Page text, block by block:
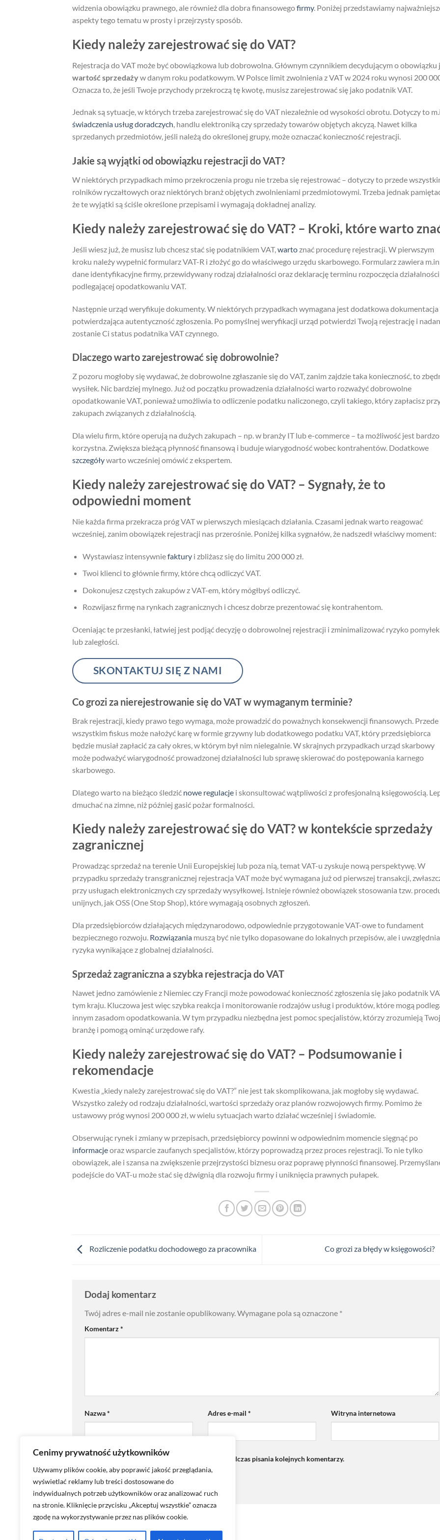
Cenimy prywatność użytkowników
Używamy plików cookie, aby poprawić jakość przeglądania,
wyświetlać reklamy lub treści dostosowane do
indywidualnych potrzeb użytkowników oraz analizować ruch
na stronie. Kliknięcie przycisku „Akceptuj wszystkie” oznacza
zgodę na wykorzystywanie przez nas plików cookie.
widzenia obowiązku prawnego, ale również dla dobra finansowegofirmy. Poniżej przedstawiamy
aspekty tego tematu w prosty i przejrzysty sposób.
Kiedy należy zarejestrować się do VAT?
Rejestracja do VAT może być obowiązkowa lub dobrowolna. Głównym czynnikiem decydującym o obowiązku
wartość sprzedażyw danym roku podatkowym. W Polsce limit zwolnienia z VAT w 2024 roku wynosi 200
Oznacza to, że jeśli Twoje przychody przekroczą tę kwotę, musisz zarejestrować się jako podatnik VAT.
Jednak są sytuacje, w których trzeba zarejestrować się do VAT niezależnie od wysokości obrotu. Dotyczy to
świadczenia usług doradczych, handlu elektroniką czy sprzedaży towarów objętych akcyzą. Nawet kilka
sprzedanych przedmiotów, jeśli należą do określonej grupy, może oznaczać konieczność rejestracji.
Jakie są wyjątki od obowiązku rejestracji do VAT?
W niektórych przypadkach mimo przekroczenia progu nie trzeba się rejestrować – dotyczy to przede
rolników ryczałtowych oraz niektórych branż objętych zwolnieniami przedmiotowymi. Trzeba jednak
że te wyjątki są ściśle określone przepisami i wymagają dokładnej analizy.
Kiedy należy zarejestrować się do VAT? – Kroki, które warto
Jeśli wiesz już, że musisz lub chcesz stać się podatnikiem VAT, wartoznać procedurę rejestracji. W pierwszym
kroku należy wypełnić formularz VAT-R i złożyć go do właściwego urzędu skarbowego. Formularz zawiera
dane identyfikacyjne firmy, przewidywany rodzaj działalności oraz deklarację terminu rozpoczęcia działalności
podlegającej opodatkowaniu VAT.
Następnie urząd weryfikuje dokumenty. W niektórych przypadkach wymagana jest dodatkowa dokumentacja
potwierdzająca autentyczność zgłoszenia. Po pomyślnej weryfikacji urząd potwierdzi Twoją rejestrację i
zostanie Ci status podatnika VAT czynnego.
Dlaczego warto zarejestrować się dobrowolnie?
Z pozoru mogłoby się wydawać, że dobrowolne zgłaszanie się do VAT, zanim zajdzie taka konieczność, to
wysiłek. Nic bardziej mylnego. Już od początku prowadzenia działalności warto rozważyć dobrowolne
opodatkowanie VAT, ponieważ umożliwia to odliczenie podatku naliczonego, czyli takiego, który zapłacisz
zakupach związanych z działalnością.
Dla wielu firm, które operują na dużych zakupach – np. w branży IT lub e-commerce – ta możliwość jest bardzo
korzystna. Zwiększa bieżącą płynność finansową i buduje wiarygodność wobec kontrahentów. Dodatkowe
szczegóływarto wcześniej omówić z ekspertem.
Kiedy należy zarejestrować się do VAT? – Sygnały, że to
odpowiedni moment
Nie każda firma przekracza próg VAT w pierwszych miesiącach działania. Czasami jednak warto reagować
wcześniej, zanim obowiązek rejestracji nas przerośnie. Poniżej kilka sygnałów, że nadszedł właściwy moment:
Wystawiasz intensywniefakturyi zbliżasz się do limitu 200 000 zł.
Twoi klienci to głównie firmy, które chcą odliczyć VAT.
Dokonujesz częstych zakupów z VAT-em, który mógłbyś odliczyć.
Rozwijasz firmę na rynkach zagranicznych i chcesz dobrze prezentować się kontrahentom.
Oceniając te przesłanki, łatwiej jest podjąć decyzję o dobrowolnej rejestracji i zminimalizować ryzyko pomyłek
lub zaległości.
SKONTAKTUJ SIĘ Z NAMI
Co grozi za nierejestrowanie się do VAT w wymaganym terminie?
Brak rejestracji, kiedy prawo tego wymaga, może prowadzić do poważnych konsekwencji finansowych. Przede
wszystkim fiskus może nałożyć karę w formie grzywny lub dodatkowego podatku VAT, który przedsiębiorca
będzie musiał zapłacić za cały okres, w którym był nim nielegalnie. W skrajnych przypadkach urząd skarbowy
może podważyć wiarygodność prowadzonej działalności lub sprawę skierować do postępowania karnego
skarbowego.
Dlatego warto na bieżąco śledzić nowe regulacje i skonsultować wątpliwości z profesjonalną księgowością.
dmuchać na zimne, niż później gasić pożar formalności.
Kiedy należy zarejestrować się do VAT? w kontekście sprzedaży
zagranicznej
Prowadząc sprzedaż na terenie Unii Europejskiej lub poza nią, temat VAT-u zyskuje nową perspektywę. W
przypadku sprzedaży transgranicznej rejestracja VAT może być wymagana już od pierwszej transakcji,
przy usługach elektronicznych czy sprzedaży wysyłkowej. Istnieje również obowiązek stosowania tzw.
unijnych, jak OSS (One Stop Shop), które wymagają osobnych zgłoszeń.
Dla przedsiębiorców działających międzynarodowo, odpowiednie przygotowanie VAT-owe to fundament
bezpiecznego rozwoju. Rozwiązania muszą być nie tylko dopasowane do lokalnych przepisów, ale i
ryzyka wynikające z globalnej działalności.
Sprzedaż zagraniczna a szybka rejestracja do VAT
Nawet jedno zamówienie z Niemiec czy Francji może powodować konieczność zgłoszenia się jako podatnik
tym kraju. Kluczowa jest więc szybka reakcja i monitorowanie rodzajów usług i produktów, które mogą
innym zasadom opodatkowania. W tym przypadku niezbędna jest pomoc specjalistów, którzy zrozumieją
branżę i pomogą ominąć urzędowe rafy.
Kiedy należy zarejestrować się do VAT? – Podsumowanie i
rekomendacje
Kwestia „kiedy należy zarejestrować się do VAT?” nie jest tak skomplikowana, jak mogłoby się wydawać.
Wszystko zależy od rodzaju działalności, wartości sprzedaży oraz planów rozwojowych firmy. Pomimo że
ustawowy próg wynosi 200 000 zł, w wielu sytuacjach warto działać wcześniej i świadomie.
Obserwując rynek i zmiany w przepisach, przedsiębiorcy powinni w odpowiednim momencie sięgnąć po
informacjeoraz wsparcie zaufanych specjalistów, którzy poprowadzą przez proces rejestracji. To nie tylko
obowiązek, ale i szansa na zwiększenie przejrzystości biznesu oraz poprawę płynności finansowej.
podejście do VAT-u może stać się dźwignią dla rozwoju firmy i uniknięcia prawnych pułapek.
Rozliczenie podatku dochodowego za pracownika Co grozi za błędy w księgowości?
Dodaj komentarz
Twój adres e-mail nie zostanie opublikowany.Wymagane pola są oznaczone *
Komentarz*
Nazwa* Adres e-mail * Witryna internetowa
Zapamiętaj moje dane w tej przeglądarce podczas pisania kolejnych komentarzy.